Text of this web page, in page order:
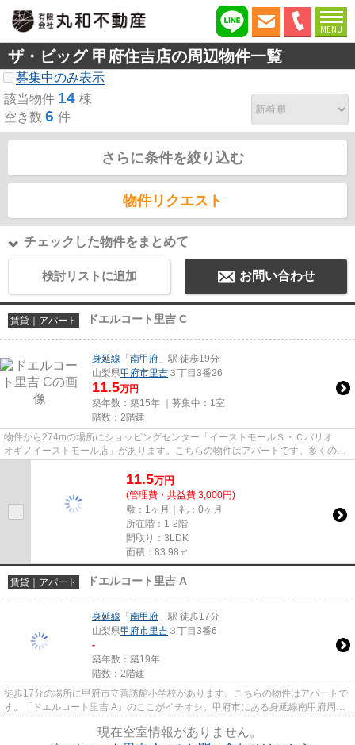
MENU
ザ・ビッグ 甲府住吉店の周辺物件一覧
募集中のみ表示
該当物件 14 棟
空き数 6 件
さらに条件を絞り込む
物件リクエスト
チェックした物件をまとめて
検討リストに追加 お問い合わせ
賃貸｜アパート ドエルコート里吉 C
身延線 「 南甲府 」駅 徒歩19分
山梨県甲府市里吉 ３丁目3番26
11.5万円
築年数：築15年 ｜募集中： 1室
階数：2階建
物件から274mの場所にショッピングセンター「イーストモールＳ・Ｃバリオ
オギノイーストモール店」があります。こちらの物件はアパートです。多くの方
11.5万円
(管理費・共益費 3,000円)
敷：1ヶ月｜礼：0ヶ月
所在階：1-2階
間取り：3LDK
面積：83.98㎡
賃貸｜アパート ドエルコート里吉 A
身延線 「 南甲府 」駅 徒歩17分
山梨県甲府市里吉 ３丁目3番6
-
築年数：築19年
階数：2階建
徒歩17分の場所に甲府市立善誘館小学校があります。こちらの物件はアパートで
す。「ドエルコート里吉 A」のここがイチオシ。甲府市にある身延線南甲府周辺
現在空室情報がありません。